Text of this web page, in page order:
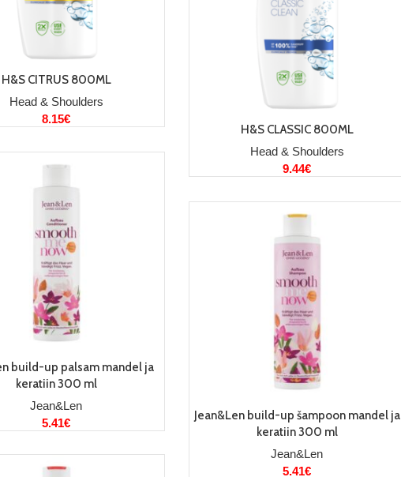
LISA KORVI
H&S CITRUS 800ML
Head & Shoulders
8.15€ LISA KORVI
H&S CLASSIC 800ML
Head & Shoulders
9.44€
LISA KORVI
build-up palsam mandel ja
keratiin 300 ml
Jean&Len
5.41€
LISA KORVI
Jean&Len build-up šampoon mandel ja
keratiin 300 ml
Jean&Len
5.41€